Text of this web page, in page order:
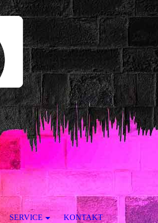
SERVICE KONTAKT